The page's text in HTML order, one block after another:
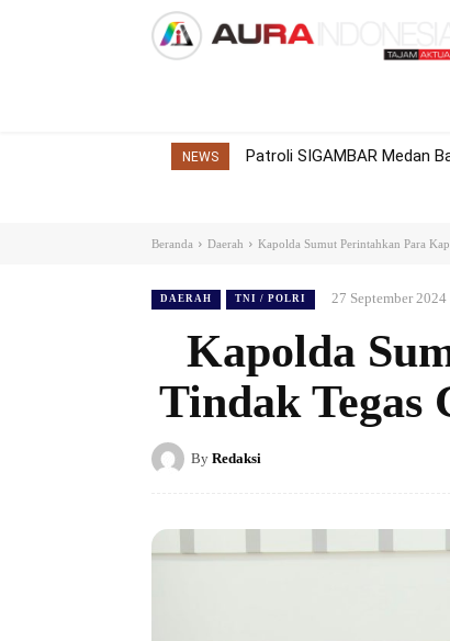
NEWS Patroli SIGAMBAR Medan
Beranda Daerah Kapolda Sumut Perintahkan Para
DAERAH TNI / POLRI 27 September 2024
Kapolda
Tindak Tegas
By Redaksi